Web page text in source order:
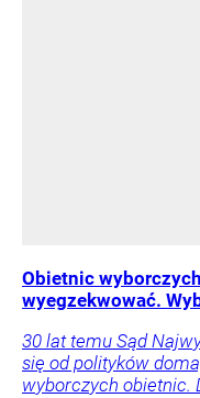
Obietnic
wyegzekwować.
30 lat temu Sąd
się od polityków
wyborczych obietnic.